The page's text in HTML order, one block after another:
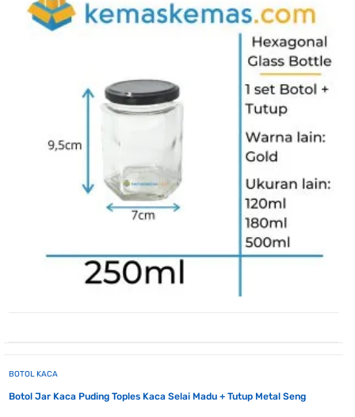
BOTOL KACA
Botol Jar Kaca Puding Toples Kaca Selai Madu + Tutup Metal Seng